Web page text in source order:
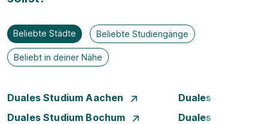
Beliebte Städte Beliebte Studiengänge
Beliebt in deiner Nähe
Duales Studium Aachen
Duales Studium
Duales Studium Bochum
Duales Studium